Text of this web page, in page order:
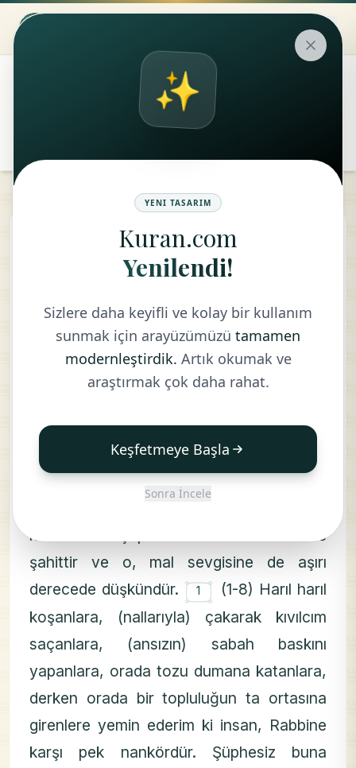
The Assaulters
TURKISH - DIYANET VAKFI
(1-8) Harıl harıl koşanlara, (nallarıyla)
sabah baskını yapanlara, orada tozu
dumana katanlara, derken orada bir
topluluğun ta ortasına girenlere yemin
nankördür. Şüphesiz buna kendisi de
şahittir ve o, mal sevgisine de aşırı
derecede düşkündür. ۝
1
(1-8) Harıl harıl
koşanlara, (nallarıyla) çakarak kıvılcım
saçanlara, (ansızın) sabah baskını
yapanlara, orada tozu dumana katanlara,
derken orada bir topluluğun ta ortasına
girenlere yemin ederim ki insan, Rabbine
karşı pek nankördür. Şüphesiz buna
✨
YENI TASARIM
Kuran.com
Yenilendi!
Sizlere daha keyifli ve kolay bir kullanım
sunmak için arayüzümüzü tamamen
modernleştirdik. Artık okumak ve
araştırmak çok daha rahat.
Keşfetmeye Başla
Sonra İncele